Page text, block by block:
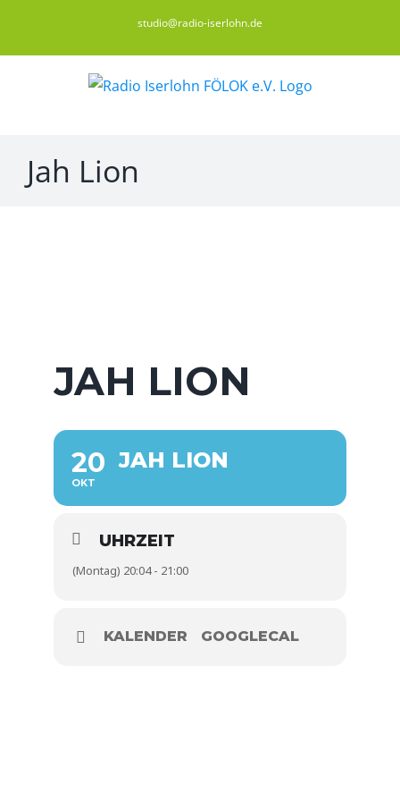
springen
studio@radio-iserlohn.de
Jah Lion
JAH LION
20
OKT
JAH LION
UHRZEIT
(Montag) 20:04 - 21:00
KALENDER GOOGLECAL